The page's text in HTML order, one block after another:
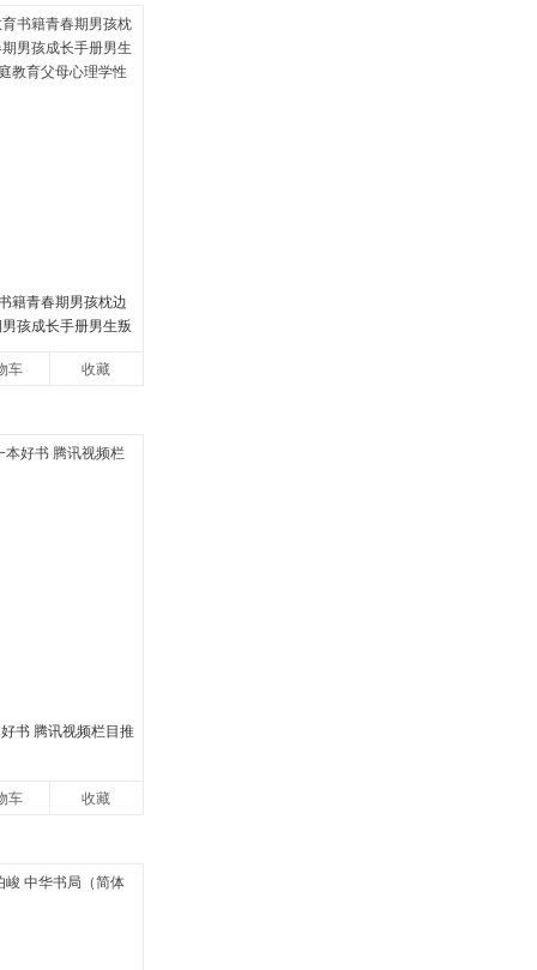
籍青春期男孩枕边
孩成长手册男生叛
车
收藏
书 腾讯视频栏目推
车 收藏